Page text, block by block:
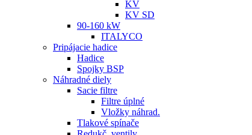
KV
KV SD
90-160 kW
ITALYCO
Pripájacie hadice
Hadice
Spojky BSP
Náhradné diely
Sacie filtre
Filtre úplné
Vložky náhrad.
Tlakové spínače